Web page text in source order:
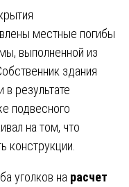
местные погибы
выполненной из
здания
результате
подвесного
на том, что
конструкции.
уголков на расчет